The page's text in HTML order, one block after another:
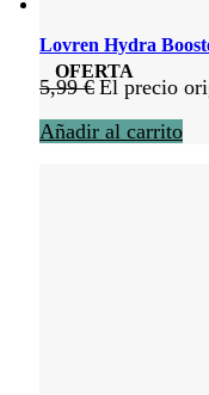
OFERTA
Lovren Hydra
5,99€ El precio
Añadir al carrito